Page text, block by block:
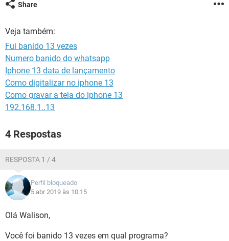
Share
Veja também:
Fui banido 13 vezes
Numero banido do whatsapp
Iphone 13 data de lançamento
Como digitalizar no iphone 13
Como gravar a tela do iphone 13
192.168.1..13
4 Respostas
RESPOSTA 1 / 4
Perfil bloqueado
5 abr 2019 às 10:15
Olá Walison,
Você foi banido 13 vezes em qual programa?